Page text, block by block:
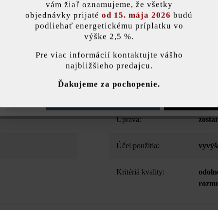
kvitnúce obľúbencov sú naše vyvýšené záhony zo stĺpikov Grado
90 alebo 110 kusov palisád Grado, ochranné pletivo proti
Návod na montáž nájdete v sekcii Stavebné tipy na stiahnutie.
Úprava:
Účel použitia:
Kritériá kvality:
vám žiaľ oznamujeme, že všetky
objednávky prijaté od 15. mája 2026 budú
podliehať energetickému príplatku vo
výške 2,5 %.
Pre viac informácií kontaktujte vášho
najbližšieho predajcu.
Ďakujeme za pochopenie.